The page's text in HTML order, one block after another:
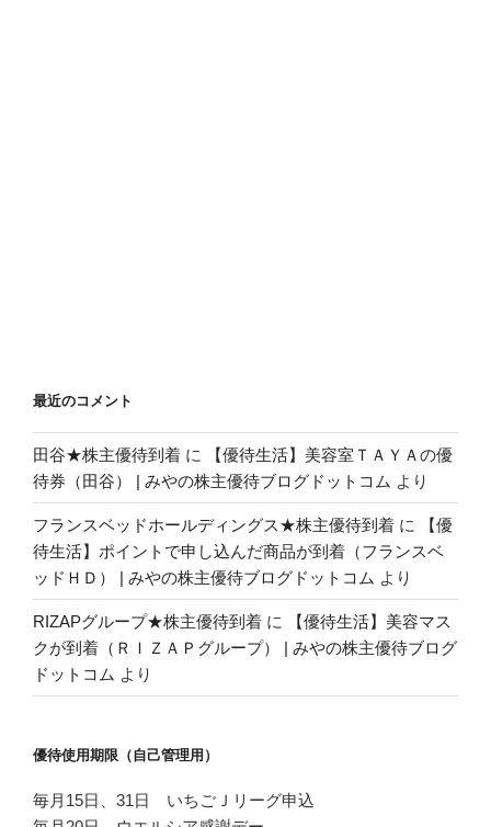
最近のコメント
田谷★株主優待到着 に
【優待生活】美容室ＴＡＹＡの優
待券（田谷） | みやの株主優待ブログドットコム より
フランスベッドホールディングス★株主優待到着 に
【優
待生活】ポイントで申し込んだ商品が到着（フランスベ
ッドＨＤ） | みやの株主優待ブログドットコム より
RIZAPグループ★株主優待到着 に
【優待生活】美容マス
クが到着（ＲＩＺＡＰグループ） | みやの株主優待ブログ
ドットコム より
優待使用期限（自己管理用）
毎月15日、31日 いちごＪリーグ申込